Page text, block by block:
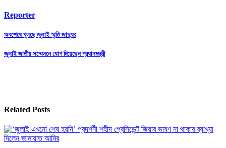
Reporter
Post
navigation
অবশেষে খুলছে জুলাই স্মৃতি জাদুঘর
জুলাই জাতীয় সম্মেলনে যোগ দিয়েছেন প্রধানমন্ত্রী
Related Posts